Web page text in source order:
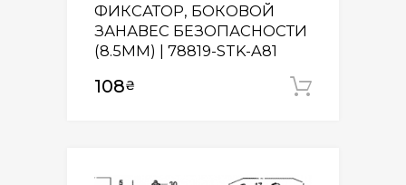
ФИКСАТОР, БОКОВОЙ
ЗАНАВЕС БЕЗОПАСНОСТИ
(8.5MM) | 78819-STK-A81
108₴